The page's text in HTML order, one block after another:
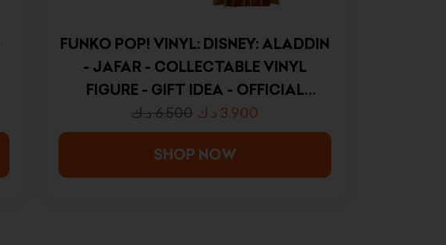
FUNKO POP! VINYL: DISNEY: ALADDIN
- JAFAR - COLLECTABLE VINYL
FIGURE - GIFT IDEA - OFFICIAL
MERCHANDISE - TOYS FOR KIDS &
ADULTS - MOVIES FANS - MODEL
FIGURE FOR COLLECTORS AND
DISPLAY
6.500د.ك 3.900 د.ك
SHOP NOW